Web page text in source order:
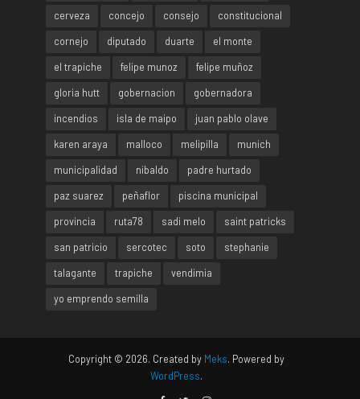
cerveza
concejo consejo
constitucional
cornejo
diputado duarte
el monte
el trapiche
felipe munoz
felipe muñoz
gloria hutt
gobernacion
gobernadora
incendios
isla de maipo
juan pablo olave
karen araya
malloco melipilla
munich
municipalidad
nibaldo
padre hurtado
paz suarez
peñaflor
piscina municipal
provincia
ruta78 sadi melo
saint patricks
san patricio
sercotec soto
stephanie
talagante
trapiche
vendimia
yo emprendo semilla
Copyright © 2026. Created by Meks. Powered by
WordPress.